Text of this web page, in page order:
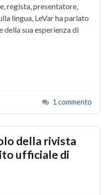
regista, presentatore,
lingua, LeVar ha parlato
sua esperienza di
1 commento
della rivista
ufficiale di